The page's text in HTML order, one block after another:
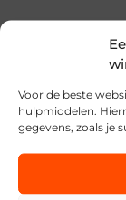
Voor de beste
hulpmiddelen.
gegevens, zoals je
Merk
Seizoen
VZ26
260518